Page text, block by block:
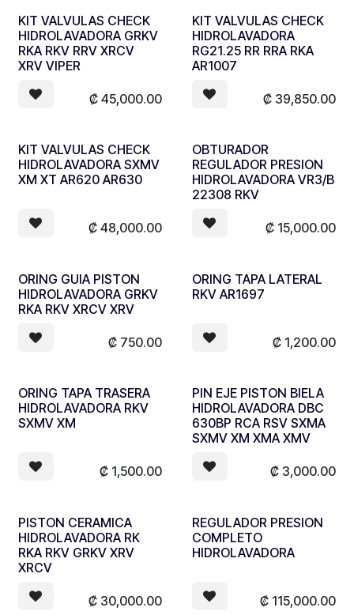
KIT VALVULAS CHECK
HIDROLAVADORA GRKV
RKA RKV RRV XRCV
XRV VIPER
₡ 45,000.00
KIT VALVULAS CHECK
HIDROLAVADORA
RG21.25 RR RRA RKA
AR1007
₡ 39,850.00
KIT VALVULAS CHECK
HIDROLAVADORA SXMV
XM XT AR620 AR630
₡ 48,000.00
OBTURADOR
REGULADOR PRESION
HIDROLAVADORA VR3/B
22308 RKV
₡ 15,000.00
ORING GUIA PISTON
HIDROLAVADORA GRKV
RKA RKV XRCV XRV
₡ 750.00
ORING TAPA LATERAL
RKV AR1697
₡ 1,200.00
ORING TAPA TRASERA
HIDROLAVADORA RKV
SXMV XM
₡ 1,500.00
PIN EJE PISTON BIELA
HIDROLAVADORA DBC
630BP RCA RSV SXMA
SXMV XM XMA XMV
₡ 3,000.00
PISTON CERAMICA
HIDROLAVADORA RK
RKA RKV GRKV XRV
XRCV
₡ 30,000.00
REGULADOR PRESION
COMPLETO
HIDROLAVADORA
₡ 115,000.00